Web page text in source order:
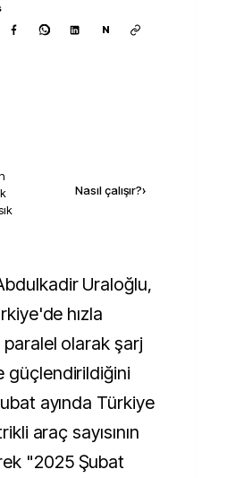
N
Nasıl çalışır?›
hızla
paralel olarak şarj
güçlendirildiğini
ayında Türkiye
araç sayısının
"2025 Şubat